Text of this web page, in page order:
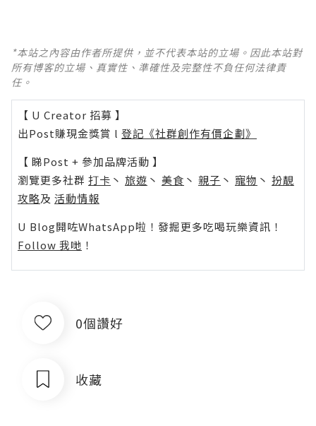
*本站之內容由作者所提供，並不代表本站的立場。因此本站對
所有博客的立場、真實性、準確性及完整性不負任何法律責
任。
【 U Creator 招募 】
出Post賺現金獎賞 l 登記《社群創作有價企劃》
【 睇Post + 參加品牌活動 】
瀏覽更多社群 打卡 丶 旅遊 丶 美食 丶 親子 丶 寵物 丶 扮靚
攻略及 活動情報
U Blog開咗WhatsApp啦！發掘更多吃喝玩樂資訊！
Follow 我哋 ！
0個讚好
收藏